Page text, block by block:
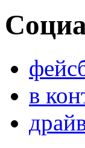
в